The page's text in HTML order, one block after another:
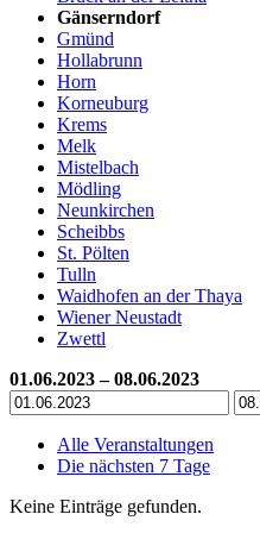
Gänserndorf
Gmünd
Hollabrunn
Horn
Korneuburg
Krems
Melk
Mistelbach
Mödling
Neunkirchen
Scheibbs
St. Pölten
Tulln
Waidhofen an der Thaya
Wiener Neustadt
Zwettl
01.06.2023 – 08.06.2023
Alle Veranstaltungen
Die nächsten 7 Tage
Keine Einträge gefunden.